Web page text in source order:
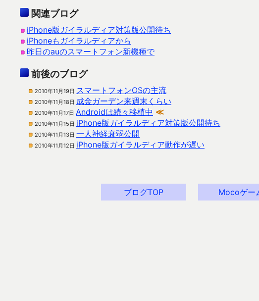
関連ブログ
iPhone版ガイラルディア対策版公開待ち
iPhoneもガイラルディアから
昨日のauのスマートフォン新機種で
前後のブログ
2010年11月19日 スマートフォンOSの主流
2010年11月18日 成金ガーデン来週末くらい
2010年11月17日 Androidは続々移植中 ≪
2010年11月15日 iPhone版ガイラルディア対策版公開待ち
2010年11月13日 一人神経衰弱公開
2010年11月12日 iPhone版ガイラルディア動作が遅い
ブログTOP Mocoゲー